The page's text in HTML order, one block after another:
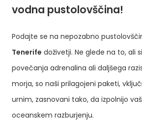
vodna pustolovščina!
Podajte se na nepozabno
Tenerife doživetji. Ne glede na to, ali
povečanja adrenalina ali daljšega
morja, so naši prilagojeni paketi,
urnim, zasnovani tako, da izpolnijo
oceanskem razburjenju.